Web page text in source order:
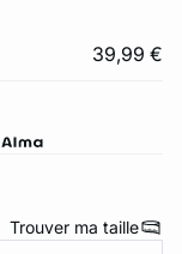
39,99 €
Trouver ma taille